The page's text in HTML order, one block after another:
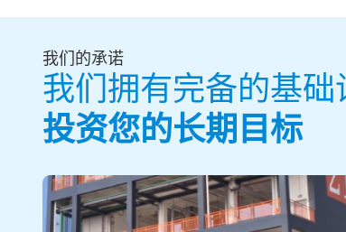
我们的承诺
我们拥有完备的基
投资您的长期目标